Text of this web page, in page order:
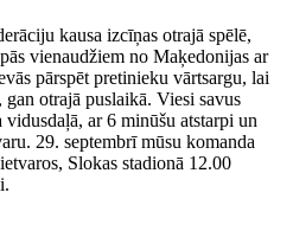
kausa izcīņas otrajā spēlē,
vienaudžiem no Maķedonijas ar
pārspēt pretinieku vārtsargu, lai
otrajā puslaikā. Viesi savus
ar 6 minūšu atstarpi un
29. septembrī mūsu komanda
Slokas stadionā 12.00